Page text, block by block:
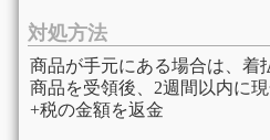
対処方法
商品が手元にある場合は、着
商品を受領後、2週間以内に
+税の金額を返金